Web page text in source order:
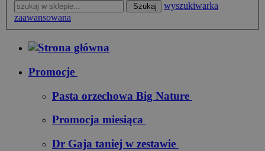
Szukaj
wyszukiwarka
zaawansowana
Promocje
Pasta orzechowa Big Nature
Promocja miesiąca
Dr Gaja taniej w zestawie